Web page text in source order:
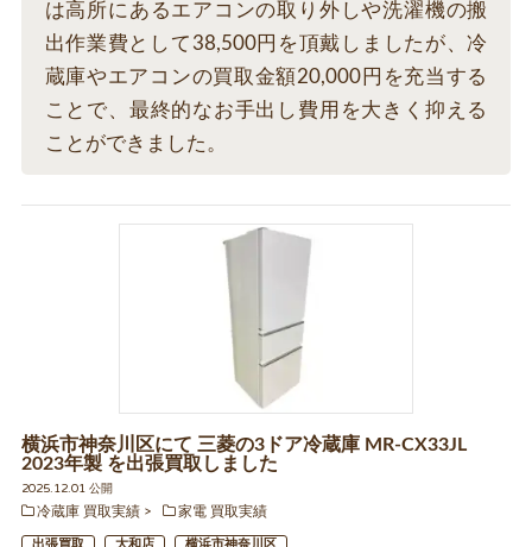
は高所にあるエアコンの取り外しや洗濯機の搬
出作業費として38,500円を頂戴しましたが、冷
蔵庫やエアコンの買取金額20,000円を充当する
ことで、最終的なお手出し費用を大きく抑える
ことができました。
横浜市神奈川区にて 三菱の3ドア冷蔵庫 MR-CX33JL
2023年製 を出張買取しました
2025.12.01 公開
冷蔵庫 買取実績
家電 買取実績
出張買取 大和店 横浜市神奈川区